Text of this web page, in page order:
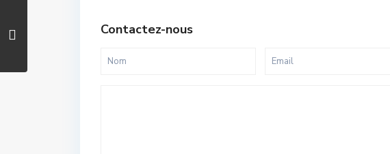
Contactez-nous